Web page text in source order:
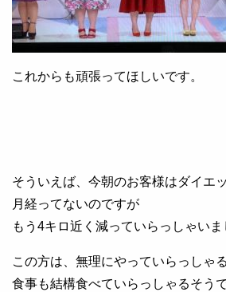
これからも頑張ってほしいです。
そういえば、今朝のお客様はダイエ
月経ってないのですが
もう4キロ近く減っていらっしゃいま
この方は、無理にやっていらっしゃ
食事も結構食べていらっしゃるそう